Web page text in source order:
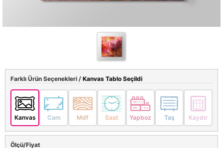
Farklı Ürün Seçenekleri / Kanvas Tablo Seçildi
Kanvas Cam Mdf Saat Yapboz Taş Kaydır
Ölçü/Fiyat